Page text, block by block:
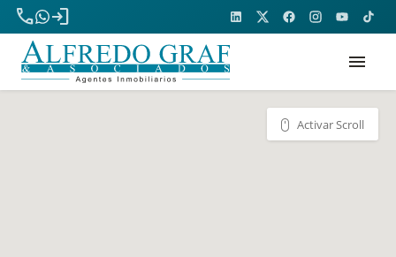
phone
login
menu
Activar Scroll